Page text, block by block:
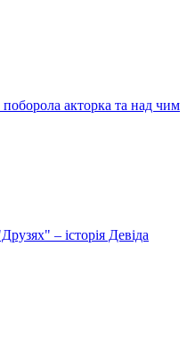
акторка та над чим
– історія Девіда